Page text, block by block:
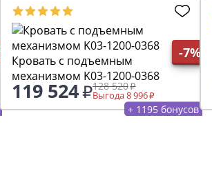
-7%
Кровать с подъемным
механизмом K03-1200-0368
119 524 128 520
Выгода 8 996
+ 1195 бонусов